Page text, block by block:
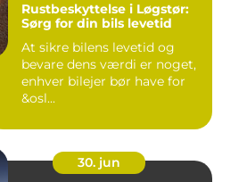
Rustbeskyttelse i Løgstør:
Sørg for din bils levetid
At sikre bilens levetid og
bevare dens værdi er noget,
enhver bilejer bør have for
&osl...
30. jun